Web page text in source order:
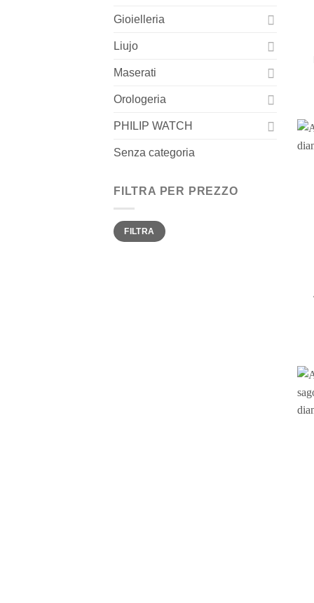
Gioielleria
Liujo
Maserati
Orologeria
PHILIP WATCH
Senza categoria
FILTRA PER PREZZO
Prezzo
Min
Prezzo
MaxFILTRA